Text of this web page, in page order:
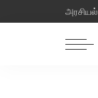
அரசியல்